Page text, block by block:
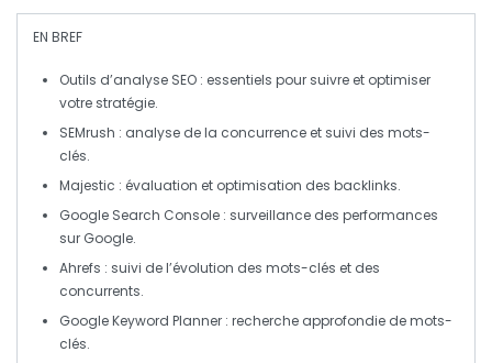
EN BREF
Outils d’analyse SEO : essentiels pour suivre et optimiser
votre stratégie.
SEMrush : analyse de la concurrence et suivi des mots-
clés.
Majestic : évaluation et optimisation des backlinks.
Google Search Console : surveillance des performances
sur Google.
Ahrefs : suivi de l’évolution des mots-clés et des
concurrents.
Google Keyword Planner : recherche approfondie demots-
clés.